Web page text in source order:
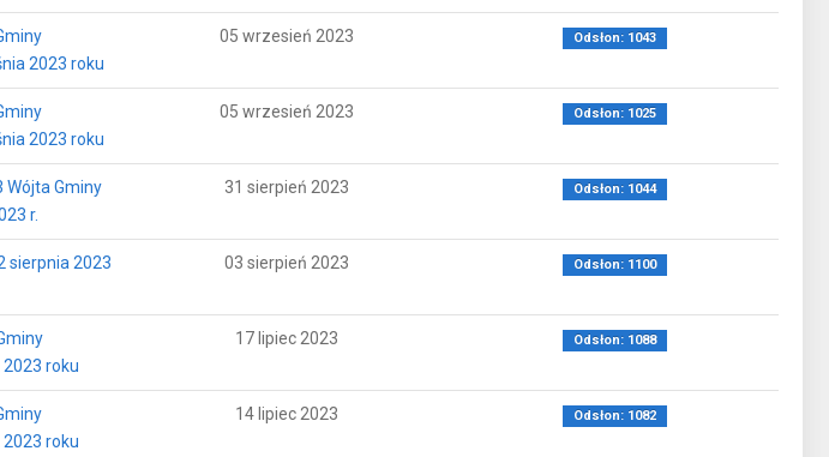
2023 roku
05 wrzesień 2023 Odsłon: 1043
2023 roku
05 wrzesień 2023 Odsłon: 1025
Wójta Gminy
r.
31 sierpień 2023 Odsłon: 1044
sierpnia 2023
03 sierpień 2023 Odsłon: 1100
roku
17 lipiec 2023 Odsłon: 1088
roku
14 lipiec 2023 Odsłon: 1082